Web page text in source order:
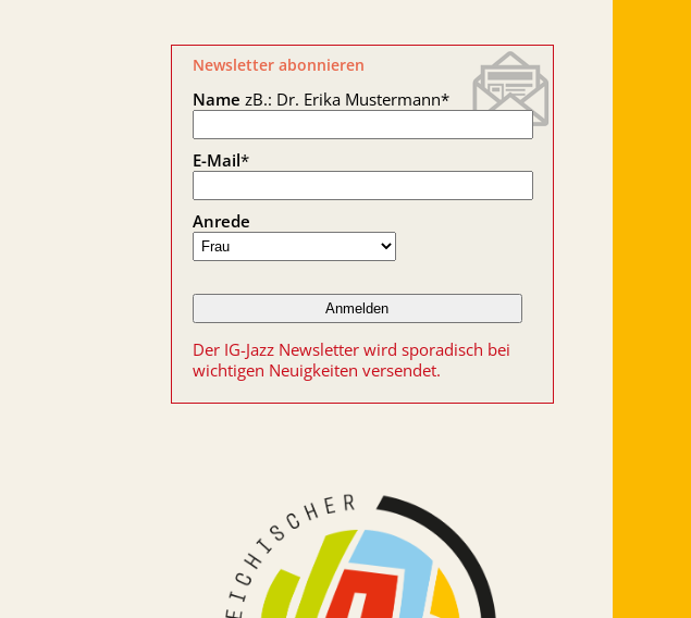
Newsletter abonnieren
Name zB.: Dr. Erika Mustermann*
E-Mail*
Anrede
Der IG-Jazz Newsletter wird sporadisch bei
wichtigen Neuigkeiten versendet.